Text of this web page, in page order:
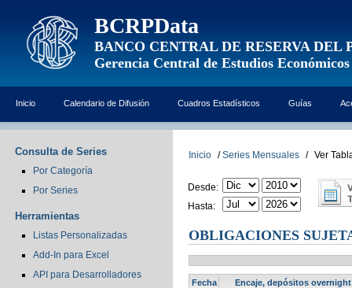
BCRPData
BANCO CENTRAL DE RESERVA DEL
Gerencia Central de Estudios Económicos
Inicio Calendario de Difusión Cuadros Estadísticos Guías
Consulta de Series
Por Categoría
Por Series
Herramientas
Listas Personalizadas
Add-In para Excel
API para Desarrolladores
Inicio / Series Mensuales / Ver
Desde:
Hasta:
OBLIGACIONES
Fecha
Encaje, depósitos